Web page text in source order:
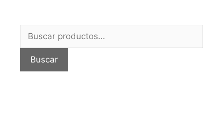
Buscar
Buscar